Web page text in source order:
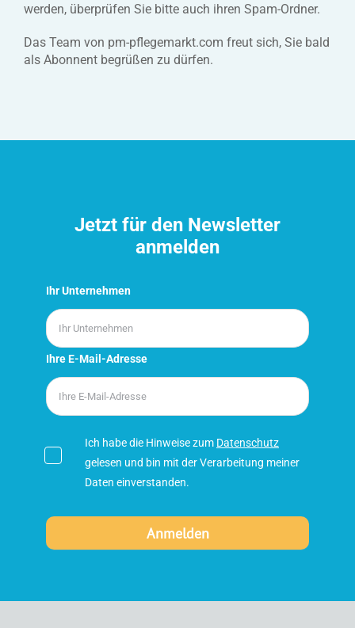
werden, überprüfen Sie bitte auch ihren Spam-Ordner.
Das Team von pm-pflegemarkt.com freut sich, Sie bald
als Abonnent begrüßen zu dürfen.
Jetzt für den Newsletter
anmelden
Ihr Unternehmen
Ihre E-Mail-Adresse
Ich habe die Hinweise zum Datenschutz
gelesen und bin mit der Verarbeitung meiner
Daten einverstanden.